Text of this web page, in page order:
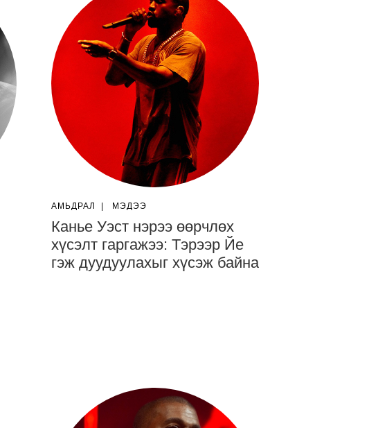
АМЬДРАЛ МЭДЭЭ
Канье Уэст нэрээ өөрчлөх
хүсэлт гаргажээ: Тэрээр Йе
гэж дуудуулахыг хүсэж байна